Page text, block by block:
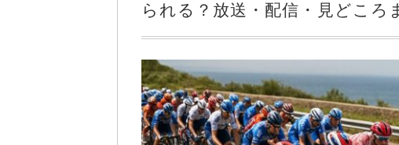
られる？放送・配信・見どころ